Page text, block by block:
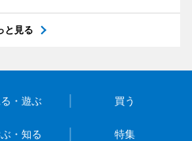
と見る
・遊ぶ 買う
・知る 特集